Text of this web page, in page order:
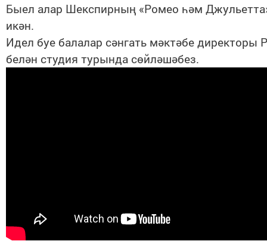
Быел алар Шекспирның «Ромео һәм
икән.
Идел буе балалар сәнгать мәктәбе
белән студия турында сөйләшәбез.